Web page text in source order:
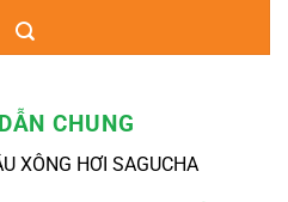
CHUNG
XÔNG HƠI SAGUCHA